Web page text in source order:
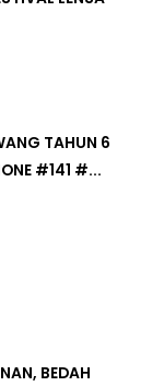
TAHUN 6
#141 #...
BEDAH